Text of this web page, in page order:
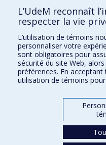
Comment soutenir l'École?
BESOIN D'AIDE?
Plan du site
Signaler une erreur
Accessibilité
FACULTÉ DES ARTS ET DES
Nos départements et écoles
L’UdeM reconnaît
respecter la vie
L’utilisation de témoins
personnaliser votre
sont obligatoires pour
sécurité du site Web,
préférences. En
utilisation de témoins